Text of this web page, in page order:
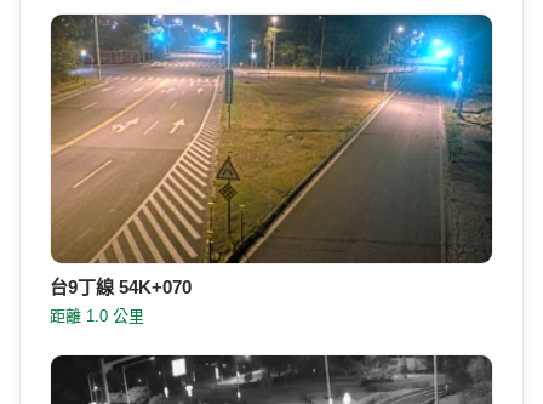
台9丁線 52K+440